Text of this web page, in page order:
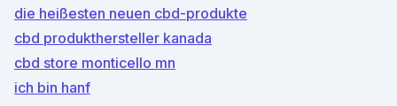
die heißesten neuen cbd-produkte
cbd produkthersteller kanada
cbd store monticello mn
ich bin hanf